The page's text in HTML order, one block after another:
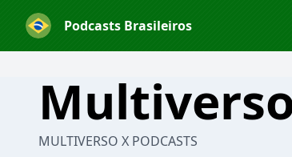
Podcasts Brasileiros
MULTIVERSO X PODCASTS